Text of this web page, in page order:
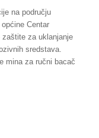
na području
Centar
za uklanjanje
sredstava.
mina za ručni bacač